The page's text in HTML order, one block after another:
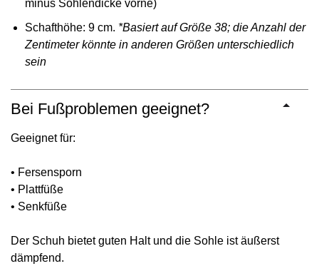
minus Sohlendicke vorne)
Schafthöhe: 9 cm. *Basiert auf Größe 38; die Anzahl der
Zentimeter könnte in anderen Größen unterschiedlich
sein
Bei Fußproblemen geeignet?
Geeignet für:
• Fersensporn
• Plattfüße
• Senkfüße
Der Schuh bietet guten Halt und die Sohle ist äußerst
dämpfend.